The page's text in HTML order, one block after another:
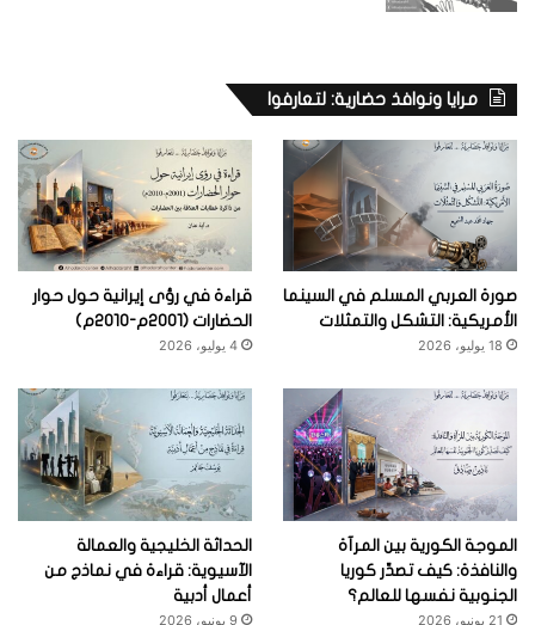
مرايا ونوافذ حضارية: لتعارفوا
صورة العربي المسلم في السينما
الأمريكية: التشكل والتمثلات
18 يوليو، 2026
قراءة في رؤى إيرانية حول حوار
الحضارات (2001م-2010م)
4 يوليو، 2026
الموجة الكورية بين المرآة
والنافذة: كيف تصدِّر كوريا
الجنوبية نفسها للعالم؟
21 يونيو، 2026
الحداثة الخليجية والعمالة
الآسيوية: قراءة في نماذج من
أعمال أدبية
9 يونيو، 2026